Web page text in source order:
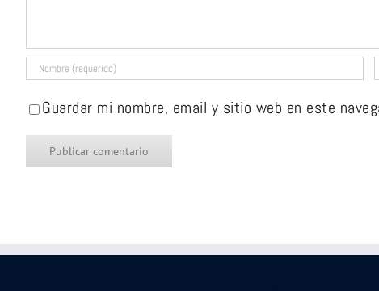
Guardar mi nombre, email y sitio web en este